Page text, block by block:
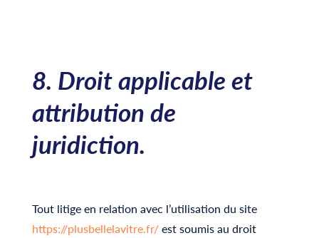
8. Droit applicable et
attribution de
juridiction.
Tout litige en relation avec l’utilisation du site
https://plusbellelavitre.fr/est soumis au droit